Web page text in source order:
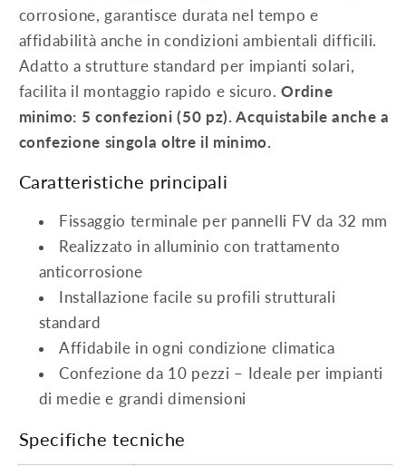
corrosione, garantisce durata nel tempo e
affidabilità anche in condizioni ambientali difficili.
Adatto a strutture standard per impianti solari,
facilita il montaggio rapido e sicuro.Ordine
minimo: 5 confezioni (50 pz). Acquistabile anche a
confezione singola oltre il minimo.
Caratteristiche principali
Fissaggio terminale per pannelli FV da 32 mm
Realizzato in alluminio con trattamento
anticorrosione
Installazione facile su profili strutturali
standard
Affidabile in ogni condizione climatica
Confezione da 10 pezzi – Ideale per impianti
di medie e grandi dimensioni
Specifiche tecniche